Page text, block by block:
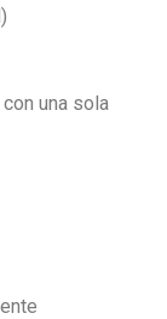
una sola